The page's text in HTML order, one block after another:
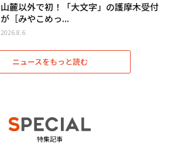
山麓以外で初！「大文字」の護摩木受付
が［みやこめっ...
2026.8.6
ニュースをもっと読む
特集記事